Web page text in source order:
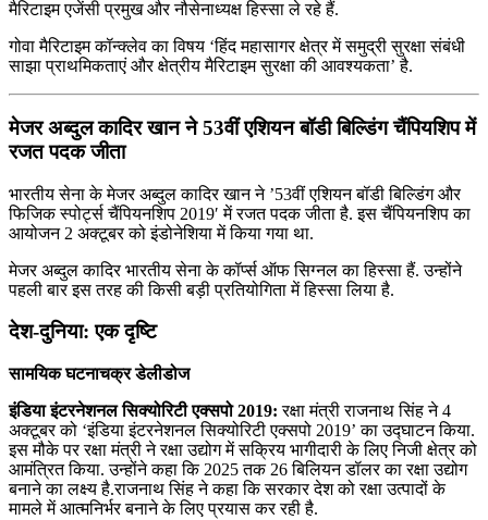
मैरिटाइम एजेंसी प्रमुख और नौसेनाध्‍यक्ष हिस्‍सा ले रहे हैं.
गोवा मैरिटाइम कॉन्‍क्‍लेव का विषय ‘हिंद महासागर क्षेत्र में समुद्री सुरक्षा संबंधी
साझा प्राथमिकताएं और क्षेत्रीय मैरिटाइम सुरक्षा की आवश्‍यकता’ है.
मेजर अब्दुल कादिर खान ने 53वीं एशियन बॉडी बिल्डिंग चैंपियशिप में
रजत पदक जीता
भारतीय सेना के मेजर अब्दुल कादिर खान ने ’53वीं एशियन बॉडी बिल्डिंग और
फिजिक स्पोर्ट्स चैंपियनशिप 2019′ में रजत पदक जीता है. इस चैंपियनशिप का
आयोजन 2 अक्टूबर को इंडोनेशिया में किया गया था.
मेजर अब्दुल कादिर भारतीय सेना के कॉर्प्स ऑफ सिग्नल का हिस्सा हैं. उन्होंने
पहली बार इस तरह की किसी बड़ी प्रतियोगिता में हिस्सा लिया है.
देश-दुनिया: एक दृष्टि
सामयिक घटनाचक्र डेलीडोज
इंडिया इंटरनेशनल सिक्योरिटी एक्सपो 2019: रक्षा मंत्री राजनाथ सिंह ने 4
अक्टूबर को ‘इंडिया इंटरनेशनल सिक्योरिटी एक्सपो 2019’ का उद्घाटन किया.
इस मौके पर रक्षा मंत्री ने रक्षा उद्योग में सक्रिय भागीदारी के लिए निजी क्षेत्र को
आमंत्रित किया. उन्होंने कहा कि 2025 तक 26 बिलियन डॉलर का रक्षा उद्योग
बनाने का लक्ष्य है.राजनाथ सिंह ने कहा कि सरकार देश को रक्षा उत्पादों के
मामले में आत्मनिर्भर बनाने के लिए प्रयास कर रही है.